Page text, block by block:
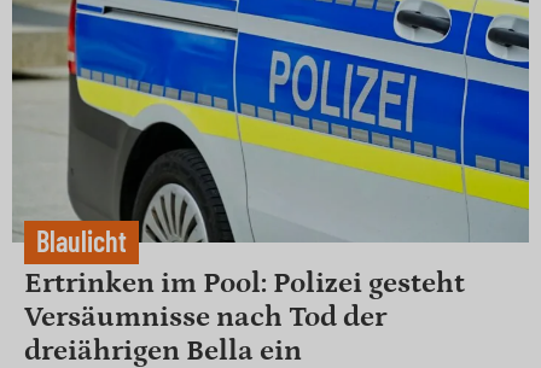
Blaulicht
Ertrinken im Pool: Polizei gesteht
Versäumnisse nach Tod der
dreiährigen Bella ein